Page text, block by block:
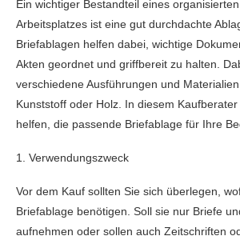
Ein wichtiger Bestandteil eines
Arbeitsplatzes ist eine gut durchdachte
Briefablagen helfen dabei, wichtige
Akten geordnet und griffbereit zu halten.
verschiedene Ausführungen und Materialien
Kunststoff oder Holz. In diesem
helfen, die passende Briefablage für Ihre
1. Verwendungszweck
Vor dem Kauf sollten Sie sich überlegen,
Briefablage benötigen. Soll sie nur Briefe
aufnehmen oder sollen auch Zeitschriften